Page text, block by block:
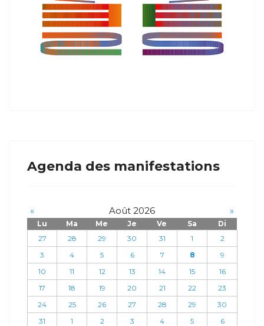
Agenda des manifestations
« Août 2026 »
Lu Ma Me Je Ve Sa
Di
27
28 29 30 31 1
2
3
4 5 6 7 8
9
10
11 12 13 14 15
16
17
18 19 20 21 22
23
24
25 26 27 28 29
30
31
1 2 3 4 5 6